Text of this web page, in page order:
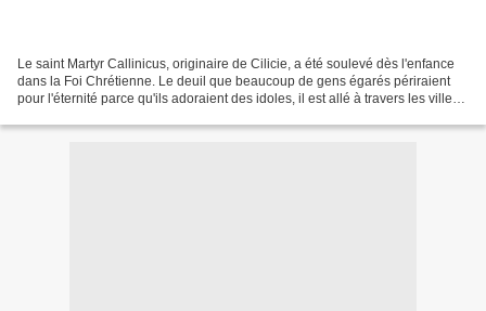
Le saint Martyr Callinicus, originaire de Cilicie, a été soulevé dès l'enfance
dans la Foi Chrétienne. Le deuil que beaucoup de gens égarés périraient
pour l'éternité parce qu'ils adoraient des idoles, il est allé à travers les villes